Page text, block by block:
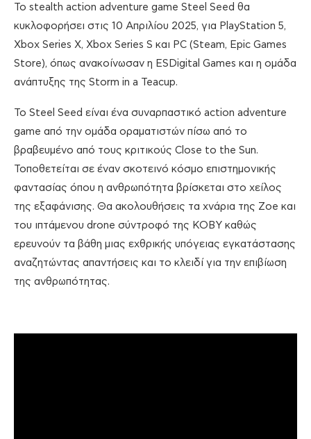
Το stealth action adventure game Steel Seed θα
κυκλοφορήσει στις 10 Απριλίου 2025, για PlayStation 5,
Xbox Series X, Xbox Series S και PC (Steam, Epic Games
Store), όπως ανακοίνωσαν η ESDigital Games και η ομάδα
ανάπτυξης της Storm in a Teacup.
Το Steel Seed είναι ένα συναρπαστικό action adventure
game από την ομάδα οραματιστών πίσω από το
βραβευμένο από τους κριτικούς Close to the Sun.
Τοποθετείται σε έναν σκοτεινό κόσμο επιστημονικής
φαντασίας όπου η ανθρωπότητα βρίσκεται στο χείλος
της εξαφάνισης. Θα ακολουθήσεις τα χνάρια της Zoe και
του ιπτάμενου drone σύντροφό της KOBY καθώς
ερευνούν τα βάθη μιας εχθρικής υπόγειας εγκατάστασης
αναζητώντας απαντήσεις και το κλειδί για την επιβίωση
της ανθρωπότητας.